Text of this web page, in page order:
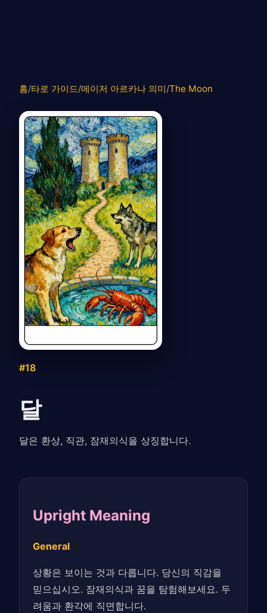
홈/타로 가이드/메이저 아르카나 의미/The Moon
#18
달
달은 환상, 직관, 잠재의식을 상징합니다.
Upright Meaning
General
상황은 보이는 것과 다릅니다. 당신의 직감을
믿으십시오. 잠재의식과 꿈을 탐험해보세요. 두
려움과 환각에 직면합니다.